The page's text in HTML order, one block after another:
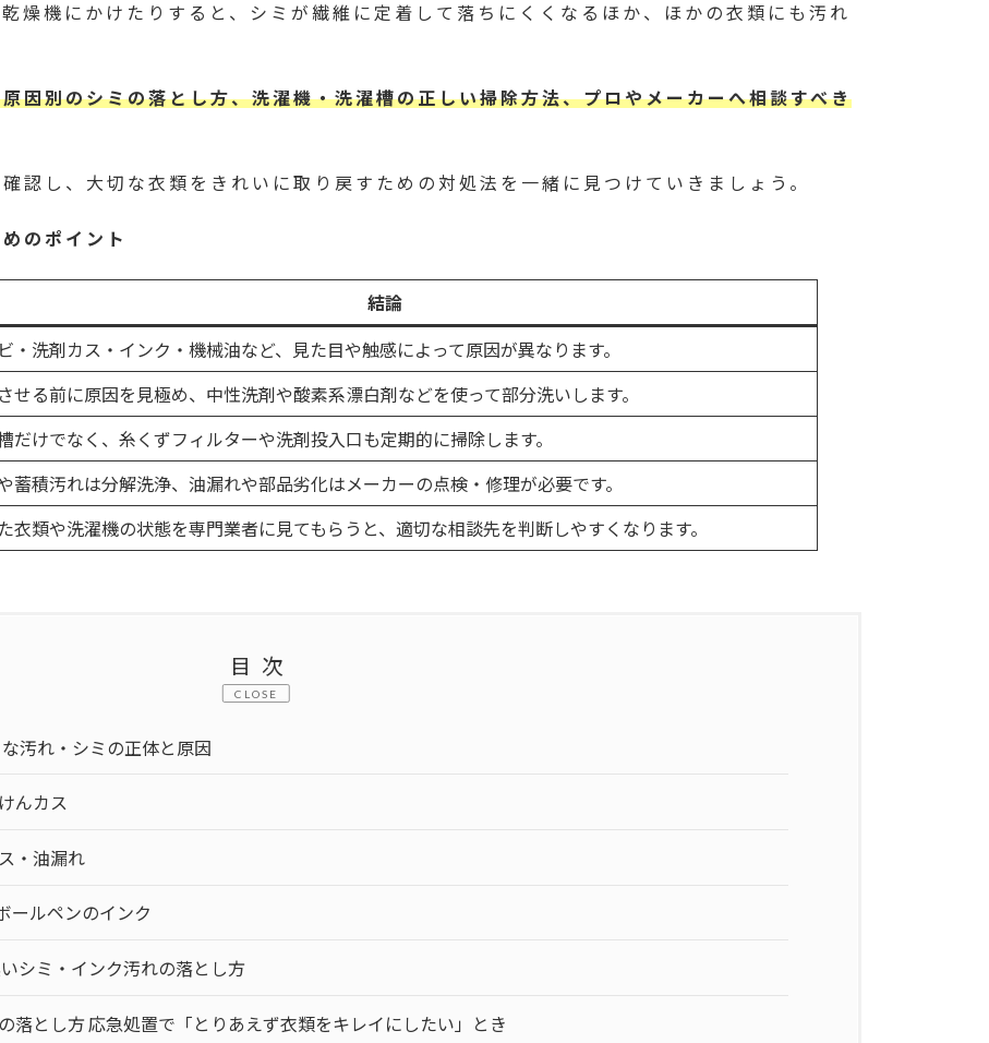
燥機にかけたりすると、シミが繊維に定着して落ちにくくなるほか、ほかの衣類にも汚れ
因別のシミの落とし方、洗濯機・洗濯槽の正しい掃除方法、プロやメーカーへ相談すべき
認し、大切な衣類をきれいに取り戻すための対処法を一緒に見つけていきましょう。
のポイント
結論
・洗剤カス・インク・機械油など、見た目や触感によって原因が異なります。
せる前に原因を見極め、中性洗剤や酸素系漂白剤などを使って部分洗いします。
だけでなく、糸くずフィルターや洗剤投入口も定期的に掃除します。
蓄積汚れは分解洗浄、油漏れや部品劣化はメーカーの点検・修理が必要です。
衣類や洗濯機の状態を専門業者に見てもらうと、適切な相談先を判断しやすくなります。
目次
CLOSE
汚れ・シミの正体と原因
んカス
・油漏れ
ールペンのインク
シミ・インク汚れの落とし方
落とし方 応急処置で「とりあえず衣類をキレイにしたい」とき